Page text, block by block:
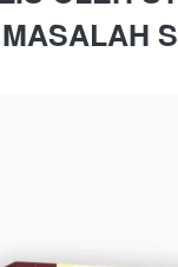
MASALAH